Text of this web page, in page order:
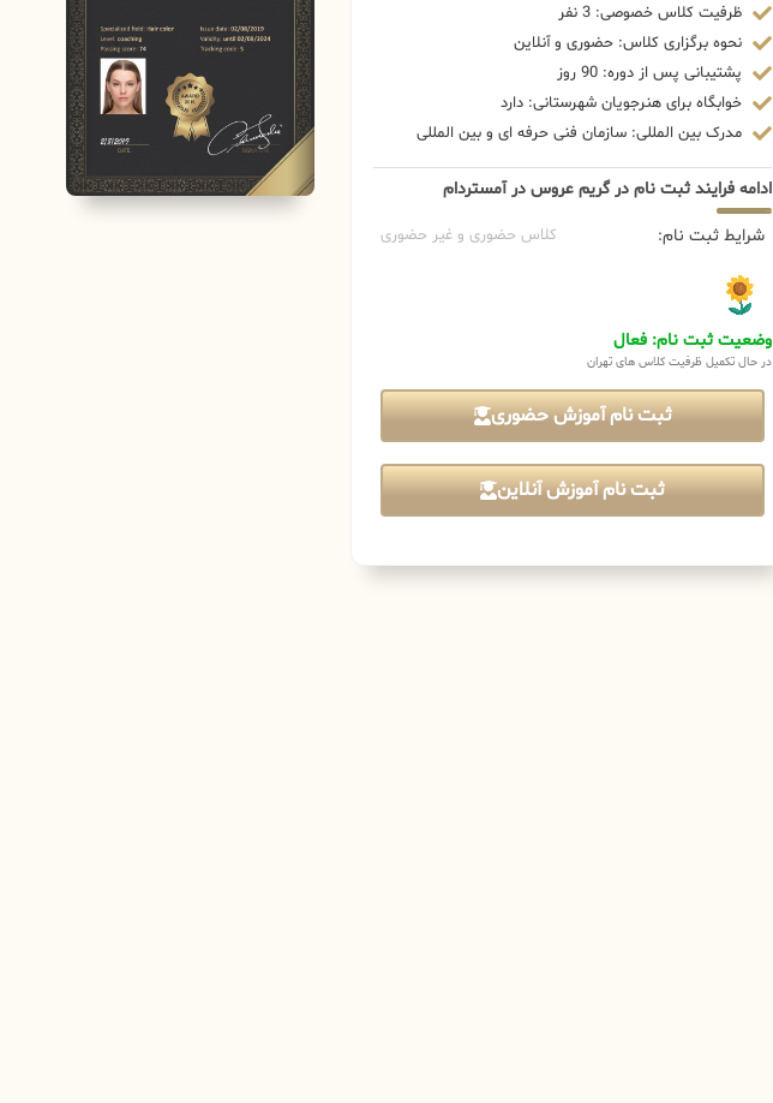
ظرفیت کلاس خصوصی: 3 نفر
نحوه برگزاری کلاس: حضوری و آنلاین
پشتیبانی پس از دوره: 90 روز
خوابگاه برای هنرجویان شهرستانی: دارد
مدرک بین المللی: سازمان فنی حرفه ای و بین المللی
ادامه فرایند ثبت نام در گریم عروس در آمستردام
شرایط ثبت نام: کلاس حضوری و غیر حضوری
وضعیت ثبت نام: فعال
در حال تکمیل ظرفیت کلاس های تهران
ثبت نام آموزش حضوری
ثبت نام آموزش آنلاین